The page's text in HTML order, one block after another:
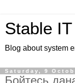
Stable IT
Blog about system
Saturday, 9
Бойтесь